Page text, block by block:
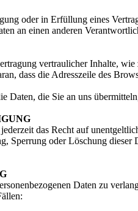
oder in Erfüllung eines
an einen anderen
vertraulicher Inhalte,
dass die Adresszeile des
Daten, die Sie an uns
das Recht auf
oder Löschung
Daten zu